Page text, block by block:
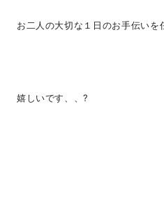
お二人の大切な１日のお手伝いを
嬉しいです、、?